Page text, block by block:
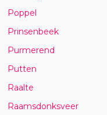
Poppel
Prinsenbeek
Purmerend
Putten
Raalte
Raamsdonksveer